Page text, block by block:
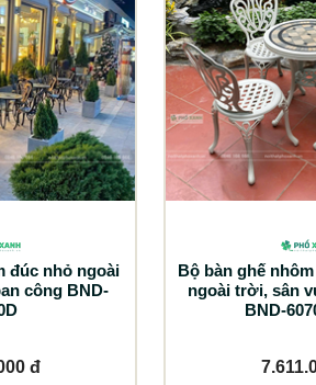
đúc nhỏ ngoài
công BND-
đ
Bộ bàn ghế
ngoài trời, sân
BND-